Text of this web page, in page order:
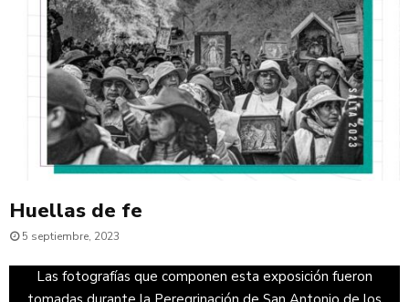
Huellas de fe
5 septiembre, 2023
Las fotografías que componen esta exposición fueron